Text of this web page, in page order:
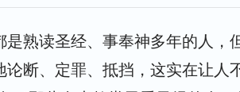
是熟读圣经、事奉神多年的人，
论断、定罪、抵挡，这实在让人